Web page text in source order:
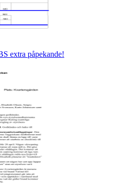
extra påpekande!